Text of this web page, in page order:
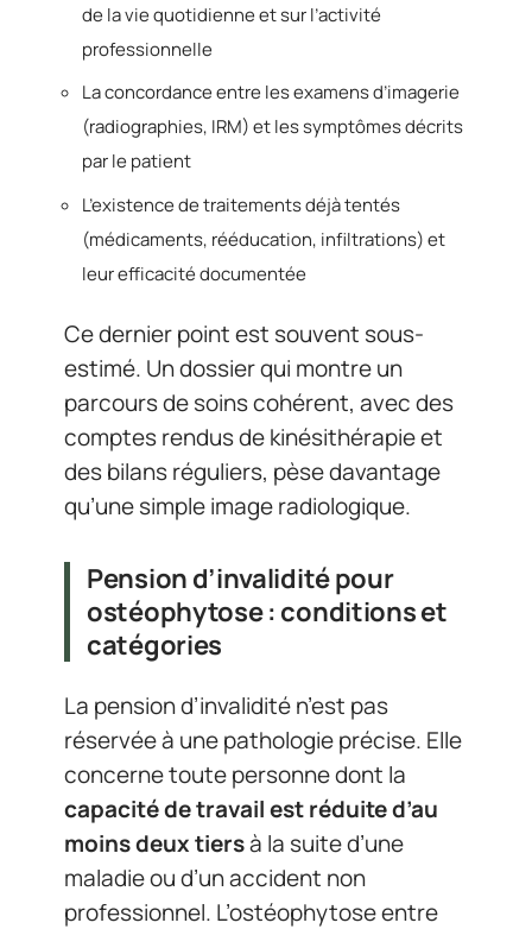
de la vie quotidienne et sur l’activité
professionnelle
La concordance entre les examens d’imagerie
(radiographies, IRM) et les symptômes décrits
par le patient
L’existence de traitements déjà tentés
(médicaments, rééducation, infiltrations) et
leur efficacité documentée
Ce dernier point est souvent sous-
estimé. Un dossier qui montre un
parcours de soins cohérent, avec des
comptes rendus de kinésithérapie et
des bilans réguliers, pèse davantage
qu’une simple image radiologique.
Pension d’invalidité pour
ostéophytose : conditions et
catégories
La pension d’invalidité n’est pas
réservée à une pathologie précise. Elle
concerne toute personne dont la
capacité de travail est réduite d’au
moins deux tiersà la suite d’une
maladie ou d’un accident non
professionnel. L’ostéophytose entre